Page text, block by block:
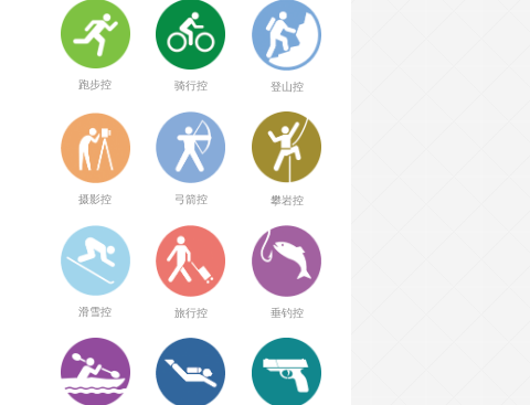
跑步控 骑行控 登山控
摄影控 弓箭控 攀岩控
滑雪控 旅行控 垂钓控